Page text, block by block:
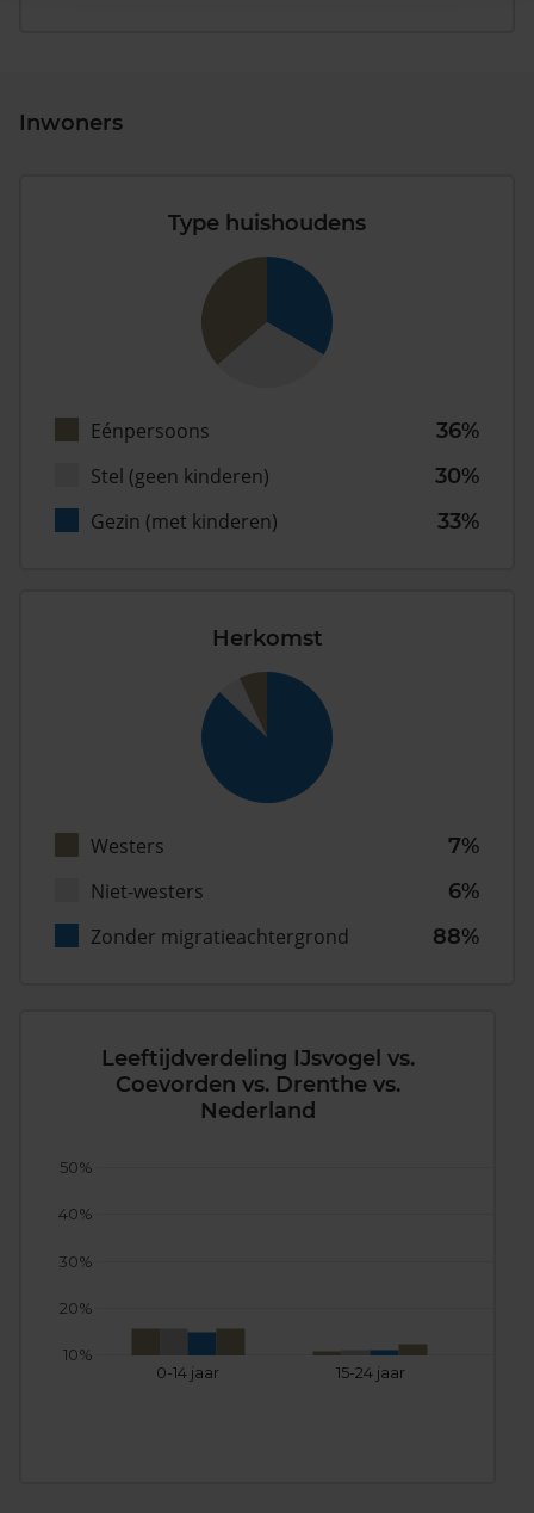
Inwoners
Type huishoudens
Eénpersoons
36%
Stel (geen kinderen)
30%
Gezin (met kinderen)
33%
Herkomst
Westers
7%
Niet-westers
6%
Zonder migratieachtergrond
88%
Leeftijdverdeling IJsvogel vs.
Coevorden vs. Drenthe vs.
Nederland
0-14 jaar 15-24 jaar
10%
20%
30%
40%
50%